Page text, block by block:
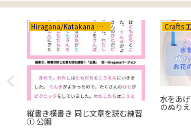
Hiragana/Katakana ひらがな/カタカナ
縦書き横書き 同じ文章を読む練習
① 公園
Crafts
水をあ
のぬり